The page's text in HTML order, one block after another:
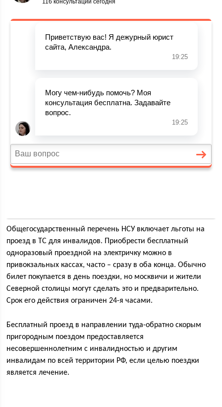
Общегосударственный перечень НСУ включает льготы на
проезд в ТС для инвалидов. Приобрести бесплатный
одноразовый проездной на электричку можно в
привокзальных кассах, часто – сразу в оба конца. Обычно
билет покупается в день поездки, но москвичи и жители
Северной столицы могут сделать это и предварительно.
Срок его действия ограничен 24-я часами.
Бесплатный проезд в направлении туда-обратно скорым
пригородным поездом предоставляется
несовершеннолетним с инвалидностью и другим
инвалидам по всей территории РФ, если целью поездки
является лечение.